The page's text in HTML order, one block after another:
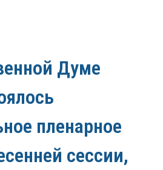
Думе
пленарное
сессии,